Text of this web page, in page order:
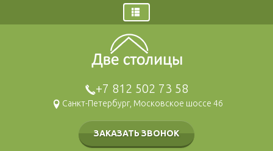
Брусовые дома
Газобетонные дома
+7 812 502 73 58
Санкт-Петербург, Московское шоссе 46
ЗАКАЗАТЬ ЗВОНОК